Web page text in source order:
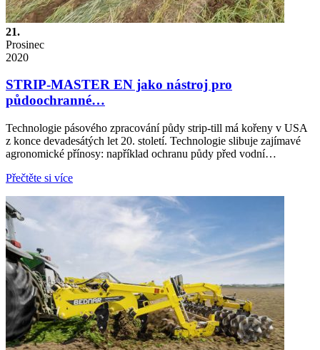
21.
Prosinec
2020
STRIP-MASTER EN jako nástroj pro
půdoochranné…
Technologie pásového zpracování půdy strip-till má kořeny v USA
z konce devadesátých let 20. století. Technologie slibuje zajímavé
agronomické přínosy: například ochranu půdy před vodní…
Přečtěte si více